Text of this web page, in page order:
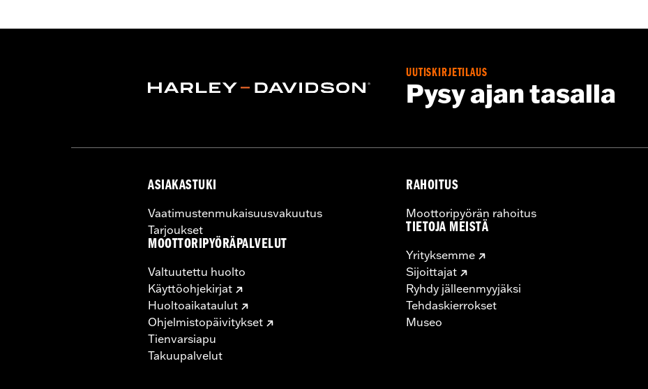
WARRANTY:2 year limited warranty – Go towww.h-d.com/warrantyfor full details
UUTISKIRJETILAUS
Pysy ajan tasalla
ASIAKASTUKI
Vaatimustenmukaisuusvakuutus
Tarjoukset
MOOTTORIPYÖRÄPALVELUT
Valtuutettu huolto
Käyttöohjekirjat
Huoltoaikataulut
Ohjelmistopäivitykset
Tienvarsiapu
Takuupalvelut
RAHOITUS
Moottoripyörän rahoitus
TIETOJA MEISTÄ
Yrityksemme
Sijoittajat
Ryhdy jälleenmyyjäksi
Tehdaskierrokset
Museo